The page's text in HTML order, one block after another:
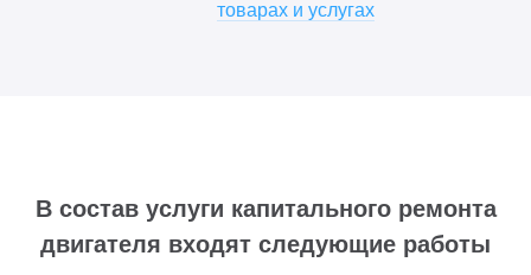
товарах и услугах
В состав услуги капитального ремонта
двигателя входят следующие работы